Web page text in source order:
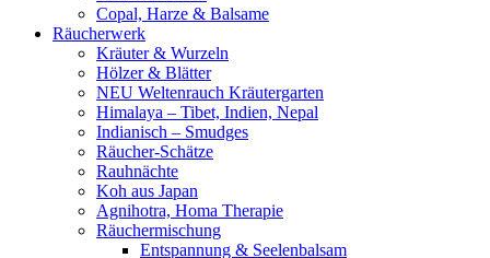
Copal, Harze & Balsame
Räucherwerk
Kräuter & Wurzeln
Hölzer & Blätter
NEU Weltenrauch Kräutergarten
Himalaya – Tibet, Indien, Nepal
Indianisch – Smudges
Räucher-Schätze
Rauhnächte
Koh aus Japan
Agnihotra, Homa Therapie
Räuchermischung
Entspannung & Seelenbalsam